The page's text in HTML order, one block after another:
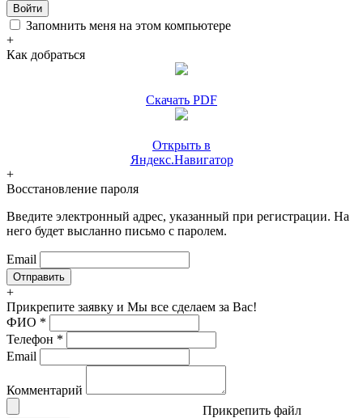
Войти
Запомнить меня на этом компьютере
+
Как добраться
Скачать PDF
Открыть в
Яндекс.Навигатор
+
Восстановление пароля
Введите электронный адрес, указанный при регистрации. На
него будет высланно письмо с паролем.
Email
+
Прикрепите заявку и Мы все сделаем за Вас!
ФИО *
Телефон *
Email
Комментарий
Прикрепить файл